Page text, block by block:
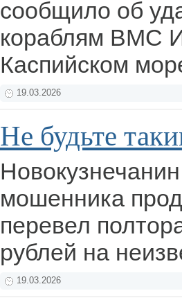
сообщило об
кораблям ВМС
Каспийском
19.03.2026
Не будьте
мошенника
перевел
рублей на
19.03.2026